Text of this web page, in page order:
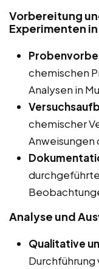
Vorbereitung
Experimenten
chemischen
Analysen in
chemischer
Anweisungen
Analyse und
Qualitative
Durchführung